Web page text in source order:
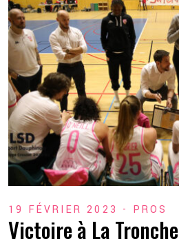
19 FÉVRIER 2023 - PROS
Victoire à La Tronche